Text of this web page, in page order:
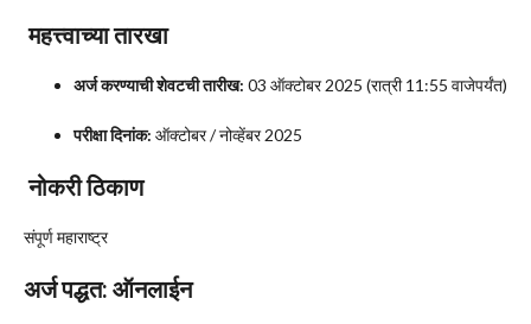
महत्त्वाच्या तारखा
अर्ज करण्याची शेवटची तारीख: 03 ऑक्टोबर 2025 (रात्री 11:55 वाजेपर्यंत)
परीक्षा दिनांक: ऑक्टोबर / नोव्हेंबर 2025
नोकरी ठिकाण
संपूर्ण महाराष्ट्र
अर्ज पद्धत: ऑनलाईन